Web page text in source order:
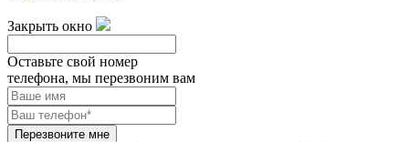
Закрыть окно
Оставьте свой номер
телефона, мы перезвоним вам
Перезвоните мне